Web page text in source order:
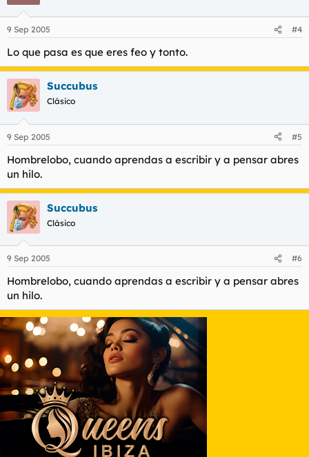
9 Sep 2005 #4
Lo que pasa es que eres feo y tonto.
Succubus
Clásico
9 Sep 2005 #5
Hombrelobo, cuando aprendas a escribir y a pensar abres
un hilo.
Succubus
Clásico
9 Sep 2005 #6
Hombrelobo, cuando aprendas a escribir y a pensar abres
un hilo.